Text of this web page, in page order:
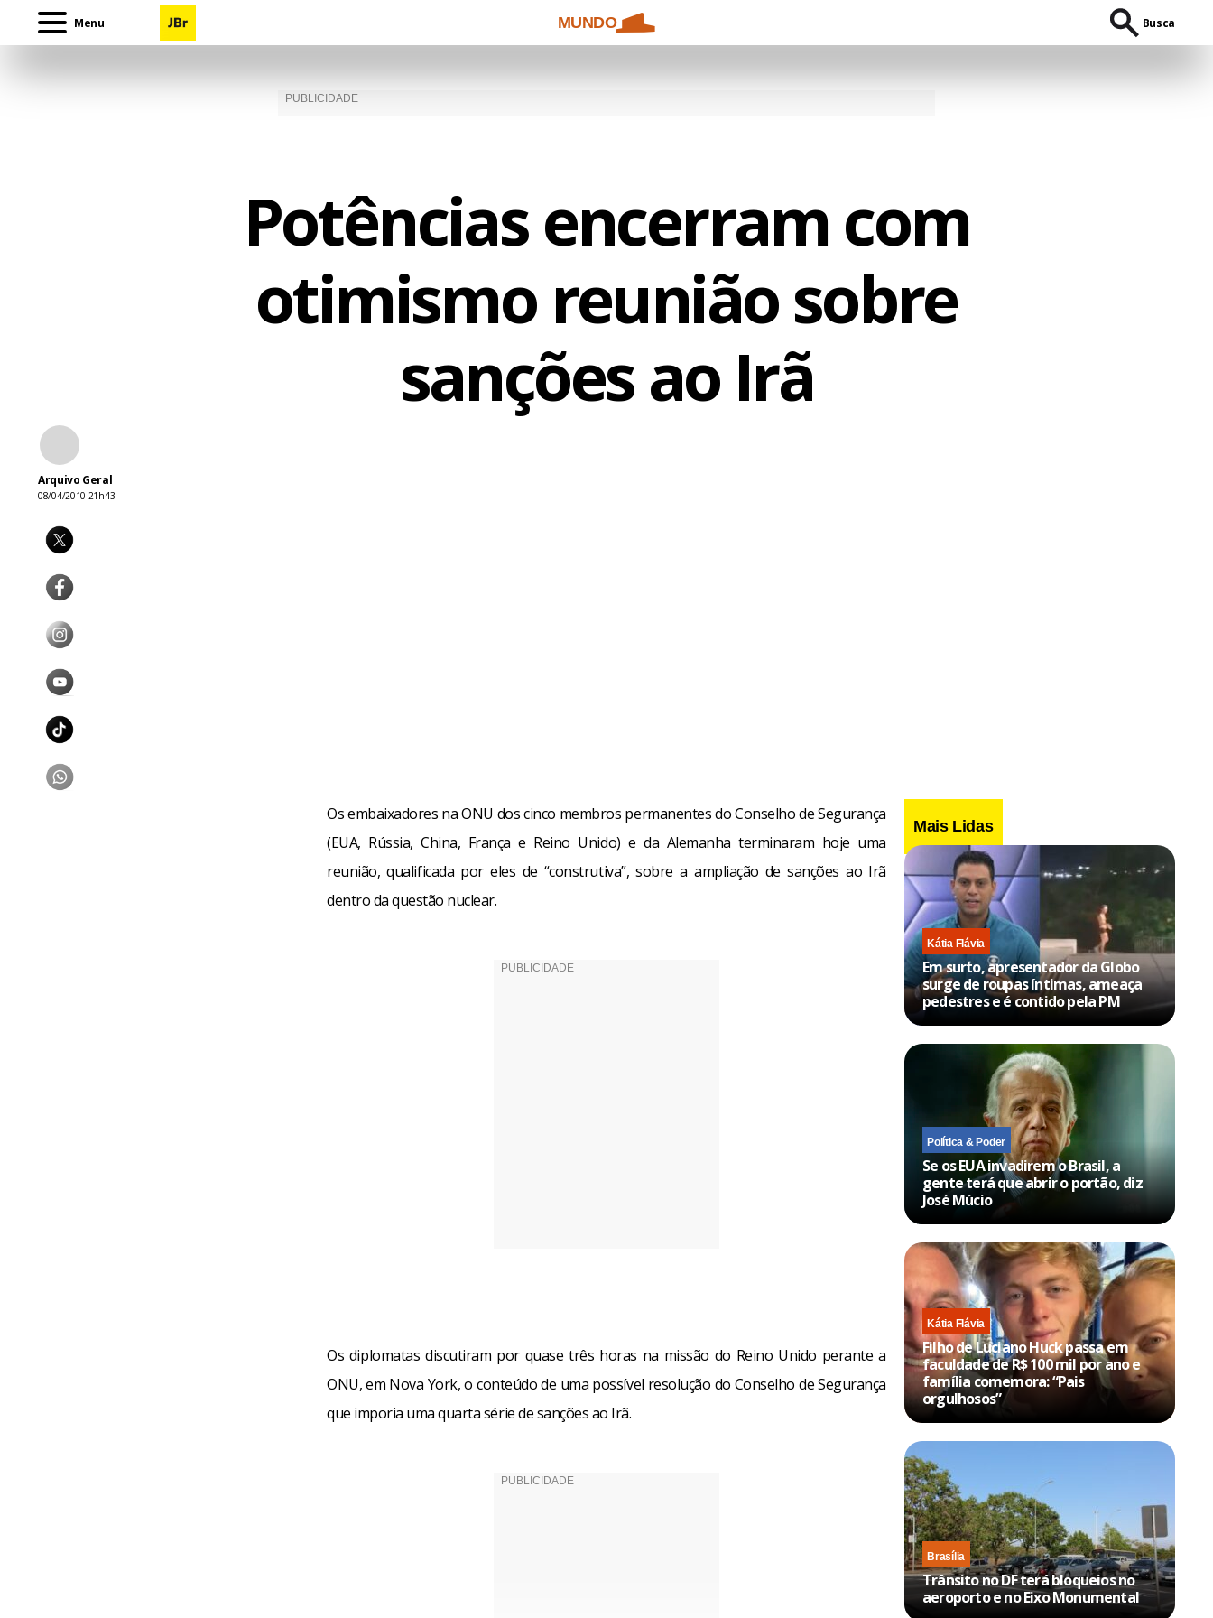
Menu MUNDO Busca
Potências encerram com
otimismo reunião sobre
sanções ao Irã
Arquivo Geral
08/04/2010 21h43
Os embaixadores na ONU dos cinco membros permanentes do Conselho de Segurança
(EUA, Rússia, China, França e Reino Unido) e da Alemanha terminaram hoje uma
reunião, qualificada por eles de “construtiva”, sobre a ampliação de sanções ao Irã
dentro da questão nuclear.
Os diplomatas discutiram por quase três horas na missão do Reino Unido perante a
ONU, em Nova York, o conteúdo de uma possível resolução do Conselho de Segurança
que imporia uma quarta série de sanções ao Irã.
Mais Lidas
Kátia Flávia
Em surto, apresentador da Globo
surge de roupas íntimas, ameaça
pedestres e é contido pela PM
Política & Poder
Se os EUA invadirem o Brasil, a
gente terá que abrir o portão, diz
José Múcio
Kátia Flávia
Filho de Luciano Huck passa em
faculdade de R$ 100 mil por ano e
família comemora: “Pais
orgulhosos”
Brasília
Trânsito no DF terá bloqueios no
aeroporto e no Eixo Monumental